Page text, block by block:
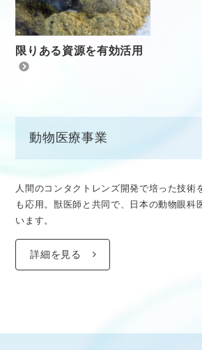
限りある資源を有効活用
動物医療事業
人間のコンタクトレンズ開発で培った技術
も応用。獣医師と共同で、日本の動物眼科
います。
詳細を見る